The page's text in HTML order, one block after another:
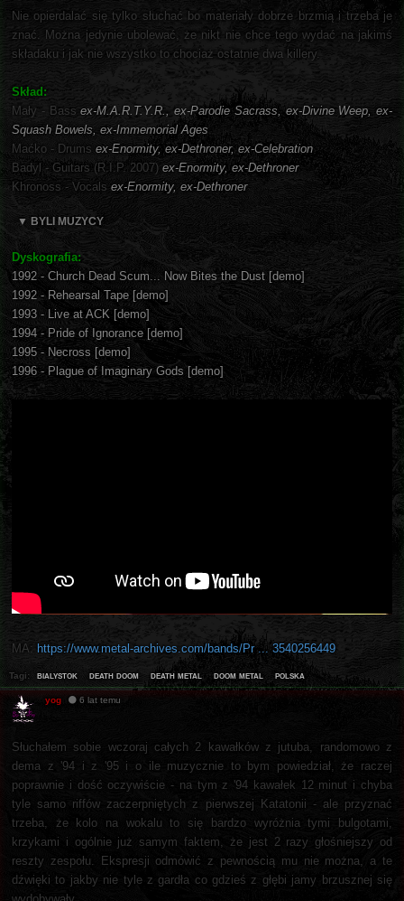
Nie opierdalać się tylko słuchać bo materiały dobrze brzmią i trzeba je
znać. Można jedynie ubolewać, że nikt nie chce tego wydać na jakimś
składaku i jak nie wszystko to chociaż ostatnie dwa killery.
Skład:
Mały - Bassex-M.A.R.T.Y.R., ex-Parodie Sacrass, ex-Divine Weep, ex-
Squash Bowels, ex-Immemorial Ages
Maćko - Drums ex-Enormity, ex-Dethroner, ex-Celebration
Badyl - Guitars (R.I.P. 2007) ex-Enormity, ex-Dethroner
Khronoss - Vocals ex-Enormity, ex-Dethroner
▼ BYLI MUZYCY
Dyskografia:
1992 - Church Dead Scum... Now Bites the Dust [demo]
1992 - Rehearsal Tape [demo]
1993 - Live at ACK [demo]
1994 - Pride of Ignorance [demo]
1995 - Necross [demo]
1996 - Plague of Imaginary Gods [demo]
MA: https://www.metal-archives.com/bands/Pr ... 3540256449
Tagi: bialystok death doom death metal doom metal polska
yog 6 lat temu
Słuchałem sobie wczoraj całych 2 kawałków z jutuba, randomowo z
dema z '94 i z '95 i o ile muzycznie to bym powiedział, że raczej
poprawnie i dość oczywiście - na tym z '94 kawałek 12 minut i chyba
tyle samo riffów zaczerpniętych z pierwszej Katatonii - ale przyznać
trzeba, że kolo na wokalu to się bardzo wyróżnia tymi bulgotami,
krzykami i ogólnie już samym faktem, że jest 2 razy głośniejszy od
reszty zespołu. Ekspresji odmówić z pewnością mu nie można, a te
dźwięki to jakby nie tyle z gardła co gdzieś z głębi jamy brzusznej się